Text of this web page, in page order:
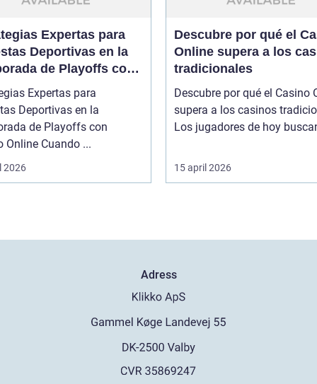
Expertas para
Deportivas en la
de Playoffs con
Online
Expertas para
Deportivas en la
de Playoffs con
Online Cuando ...
2026
Descubre por qué el
Online supera a los
tradicionales
Descubre por qué el Casino
supera a los casinos
Los jugadores de hoy
15 april 2026
Adress